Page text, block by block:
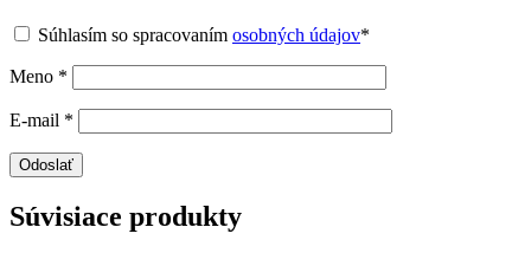
Súhlasím so spracovaním osobných údajov*
Meno *
E-mail *
Súvisiace produkty